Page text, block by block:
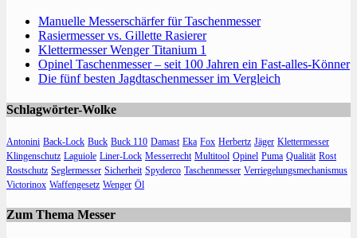
Manuelle Messerschärfer für Taschenmesser
Rasiermesser vs. Gillette Rasierer
Klettermesser Wenger Titanium 1
Opinel Taschenmesser – seit 100 Jahren ein Fast-alles-Könner
Die fünf besten Jagdtaschenmesser im Vergleich
Schlagwörter-Wolke
Antonini Back-Lock Buck Buck 110 Damast Eka Fox Herbertz Jäger Klettermesser
Klingenschutz Laguiole Liner-Lock Messerrecht Multitool Opinel Puma Qualität Rost
Rostschutz Seglermesser Sicherheit Spyderco Taschenmesser Verriegelungsmechanismus
Victorinox Waffengesetz Wenger Öl
Zum Thema Messer